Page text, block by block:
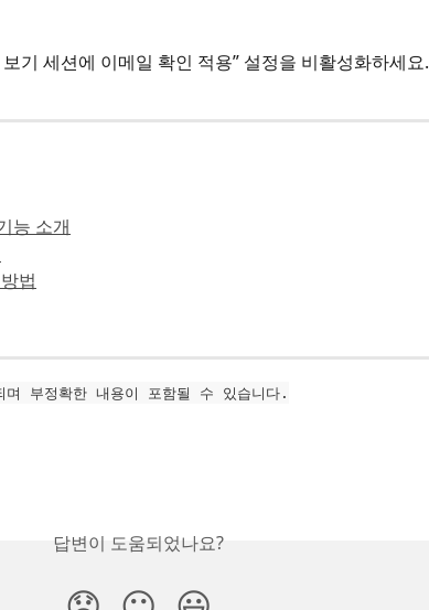
기 세션에 이메일 확인 적용” 설정을 비활성화하세요.
능 소개
법
며 부정확한 내용이 포함될 수 있습니다.
답변이 도움되었나요?